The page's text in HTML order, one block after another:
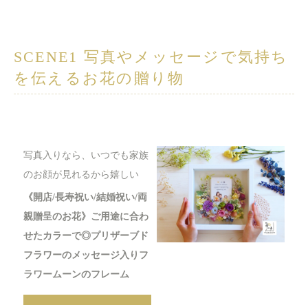
SCENE1 写真やメッセージで気持ち
を伝えるお花の贈り物
写真入りなら、いつでも家族
のお顔が見れるから嬉しい
《開店/長寿祝い/結婚祝い/両
親贈呈のお花》ご用途に合わ
せたカラーで◎プリザーブド
フラワーのメッセージ入りフ
ラワームーンのフレーム